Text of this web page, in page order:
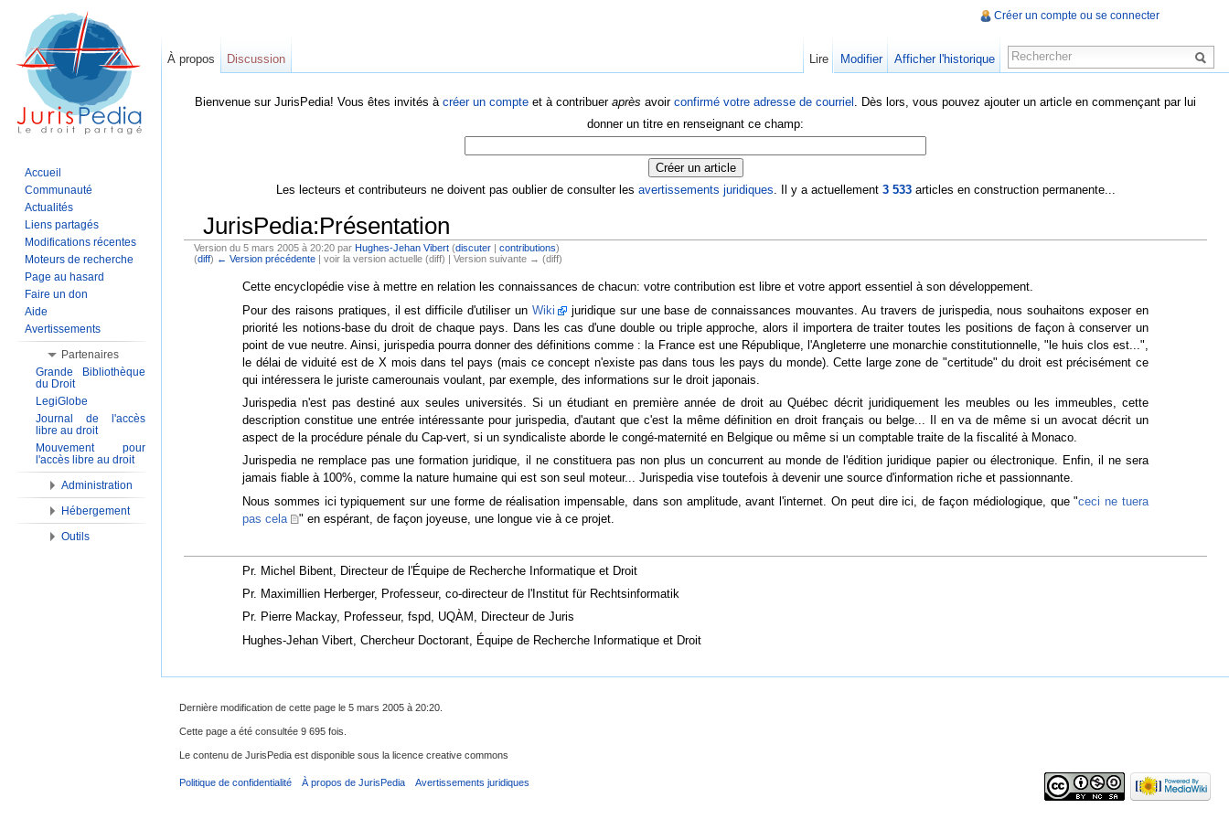
Bienvenue sur JurisPedia! Vous êtes invités à créer un compte et à contribuer après avoir confirmé votre adresse de courriel . Dès lors, vous pouvez ajouter un article en commençant par lui
donner un titre en renseignant ce champ:
Les lecteurs et contributeurs ne doivent pas oublier de consulter les avertissements juridiques. Il y a actuellement 3 533articles en construction permanente...
JurisPedia:Présentation
Version du 5 mars 2005 à 20:20 par Hughes-Jehan Vibert (discuter| contributions)
(diff) ← Version précédente| voir la version actuelle (diff) | Version suivante → (diff)
Cette encyclopédie vise à mettre en relation les connaissances de chacun: votre contribution est libre et votre apport essentiel à son développement.
Pour des raisons pratiques, il est difficile d'utiliser un Wiki
juridique sur une base de connaissances mouvantes. Au travers de jurispedia, nous souhaitons exposer en
priorité les notions-base du droit de chaque pays. Dans les cas d'une double ou triple approche, alors il importera de traiter toutes les positions de façon à conserver un
point de vue neutre. Ainsi, jurispedia pourra donner des définitions comme : la France est une République, l'Angleterre une monarchie constitutionnelle, "le huis clos est...",
le délai de viduité est de X mois dans tel pays (mais ce concept n'existe pas dans tous les pays du monde). Cette large zone de "certitude" du droit est précisément ce
qui intéressera le juriste camerounais voulant, par exemple, des informations sur le droit japonais.
Jurispedia n'est pas destiné aux seules universités. Si un étudiant en première année de droit au Québec décrit juridiquement les meubles ou les immeubles, cette
description constitue une entrée intéressante pour jurispedia, d'autant que c'est la même définition en droit français ou belge... Il en va de même si un avocat décrit un
aspect de la procédure pénale du Cap-vert, si un syndicaliste aborde le congé-maternité en Belgique ou même si un comptable traite de la fiscalité à Monaco.
Jurispedia ne remplace pas une formation juridique, il ne constituera pas non plus un concurrent au monde de l'édition juridique papier ou électronique. Enfin, il ne sera
jamais fiable à 100%, comme la nature humaine qui est son seul moteur... Jurispedia vise toutefois à devenir une source d'information riche et passionnante.
Nous sommes ici typiquement sur une forme de réalisation impensable, dans son amplitude, avant l'internet. On peut dire ici, de façon médiologique, que "ceci ne tuera
pas cela
" en espérant, de façon joyeuse, une longue vie à ce projet.
Pr. Michel Bibent, Directeur de l'Équipe de Recherche Informatique et Droit
Pr. Maximillien Herberger, Professeur, co-directeur de l'Institut für Rechtsinformatik
Pr. Pierre Mackay, Professeur, fspd, UQÀM, Directeur de Juris
Hughes-Jehan Vibert, Chercheur Doctorant, Équipe de Recherche Informatique et Droit
Créer un compte ou se connecter
À propos Discussion Lire Modifier Afficher l'historique
Accueil
Communauté
Actualités
Liens partagés
Modifications récentes
Moteurs de recherche
Page au hasard
Faire un don
Aide
Avertissements
Partenaires
Grande Bibliothèque
du Droit
LegiGlobe
Journal de l'accès
libre au droit
Mouvement pour
l'accès libre au droit
Administration
Hébergement
Outils
Dernière modification de cette page le 5 mars 2005 à 20:20.
Cette page a été consultée 9 695 fois.
Le contenu de JurisPedia est disponible sous la licence creative commons
Politique de confidentialité À propos de JurisPedia Avertissements juridiques